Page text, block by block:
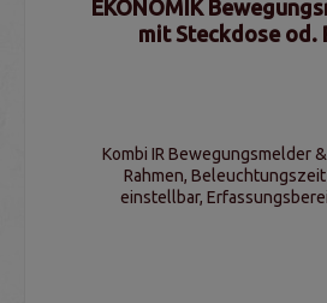
EKONOMIK
mit Steckdose od.
Kombi IR Bewegungsmelder
Rahmen,
einstellbar,